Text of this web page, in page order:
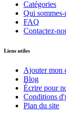
Catégories
Qui sommes-
FAQ
Contactez-
Liens utiles
Ajouter mon
Blog
Écrire pour
Conditions
Plan du site